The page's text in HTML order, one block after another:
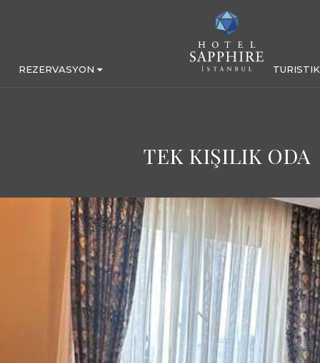
REZERVASYON TURISTIK
TEK KIŞILIK ODA